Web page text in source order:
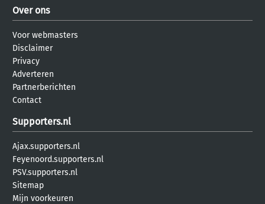
Over ons
Voor webmasters
Disclaimer
Privacy
Adverteren
Partnerberichten
Contact
Supporters.nl
Ajax.supporters.nl
Feyenoord.supporters.nl
PSV.supporters.nl
Sitemap
Mijn voorkeuren